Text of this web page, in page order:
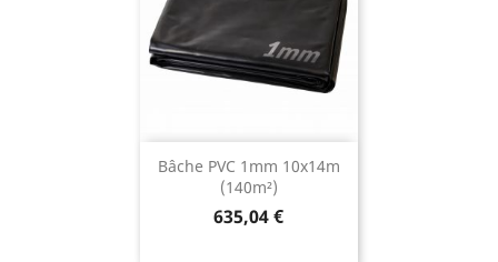
Bâche PVC 1mm 10x14m
(140m²)
Prix
635,04 €